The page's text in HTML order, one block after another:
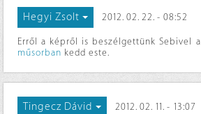
Hegyi Zsolt 2012. 02. 22. - 08:52
Erről a képről is beszélgettünk Sebivel a
műsorban kedd este.
Tingecz Dávid 2012. 02. 11. - 13:07